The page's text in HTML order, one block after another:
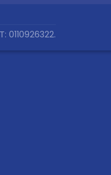
0110926322.